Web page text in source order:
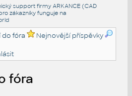
support firmy ARKANCE (CAD
zákazníky funguje na
do fóra
Nejnovější příspěvky
fóra